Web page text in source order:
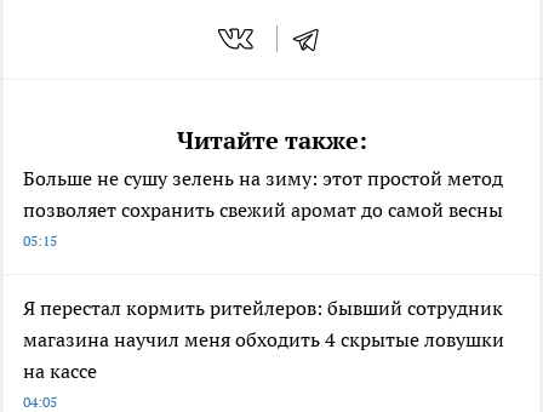
Читайте также:
Больше не сушу зелень на зиму: этот простой метод
позволяет сохранить свежий аромат до самой весны
05:15
Я перестал кормить ритейлеров: бывший сотрудник
магазина научил меня обходить 4 скрытые ловушки
на кассе
04:05